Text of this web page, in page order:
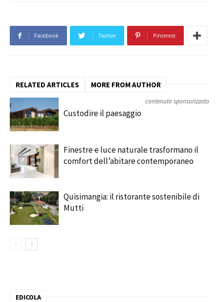
Facebook Twitter Pinterest
RELATED ARTICLES MORE FROM AUTHOR
contenuto sponsorizzato
Custodire il paesaggio
Finestre e luce naturale trasformano il
comfort dell’abitare contemporaneo
Quisimangia: il ristorante sostenibile di
Mutti
EDICOLA